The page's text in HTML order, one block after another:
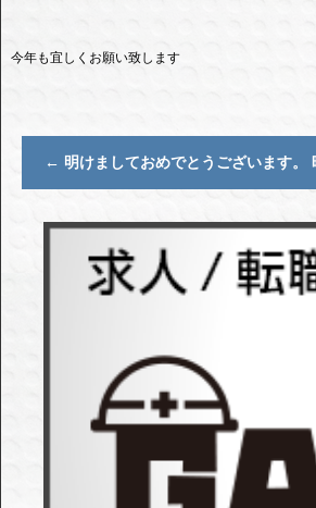
今年も宜しくお願い致します
← 明けましておめでとうございます。